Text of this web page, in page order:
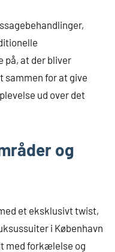
på, at der bliver
for at give
ud over det
og
et eksklusivt twist,
i København
med forkælelse og